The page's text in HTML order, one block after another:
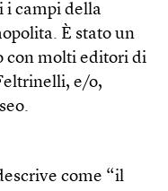
i campi della
È stato un
con molti editori di
e/o,
come “il